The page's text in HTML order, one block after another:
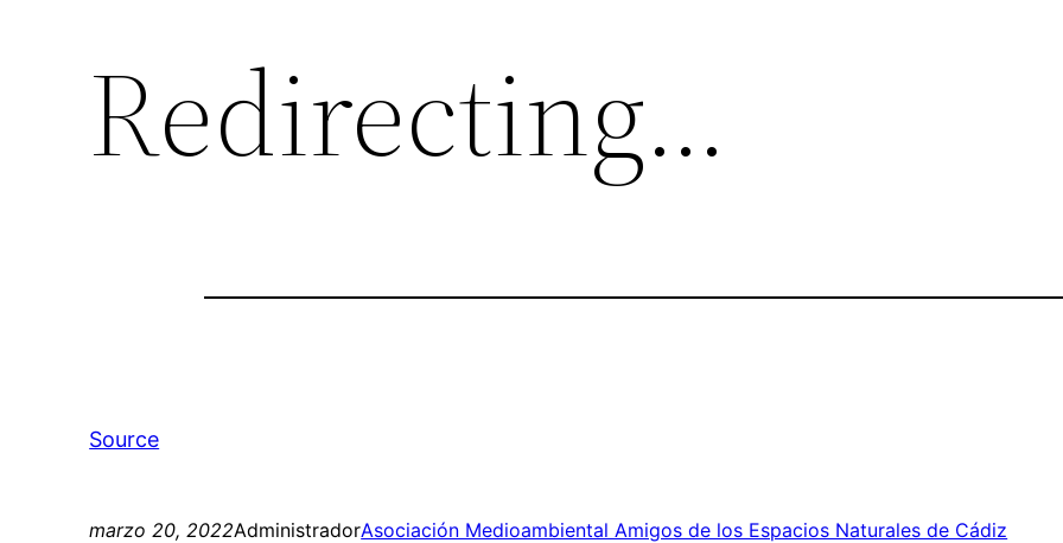
Redirecting…
Source
marzo 20, 2022AdministradorAsociación Medioambiental Amigos de los Espacios Naturales de Cádiz